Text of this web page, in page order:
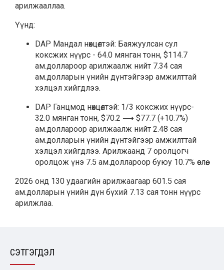
арилжааллаа.
Үүнд:
DAP Мандал нөхцөлтэй: Баяжуулсан сул
коксжих нүүрс - 64.0 мянган тонн, $114.7
ам.доллароор арилжаалж нийт 7.34 сая
ам.долларын үнийн дүнтэйгээр амжилттай
хэлцэл хийгдлээ.
DAP Ганцмод нөхцөлтэй: 1/3 коксжих нүүрс-
32.0 мянган тонн, $70.2 ⟶ $77.7 (+10.7%)
ам.доллароор арилжаалж нийт 2.48 сая
ам.долларын үнийн дүнтэйгээр амжилттай
хэлцэл хийгдлээ. Арилжаанд 7 оролцогч
оролцож үнэ 7.5 ам.доллароор буюу 10.7% өслөө.
2026 онд 130 удаагийн арилжаагаар 601.5 сая
ам.долларын үнийн дүн бүхий 7.13 сая тонн нүүрс
арилжлаа.
СЭТГЭГДЭЛ